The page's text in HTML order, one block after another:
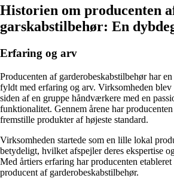
Historien om producenten
garskabstilbehør: En
Erfaring og arv
Producenten af ​​garderobeskabstilbehør har
fyldt med erfaring og arv. Virksomheden
siden af en gruppe håndværkere med en
funktionalitet. Gennem årene har
fremstille produkter af højeste standard.
Virksomheden startede som en lille lokal
betydeligt, hvilket afspejler deres ekspertise
Med årtiers erfaring har producenten
producent af garderobeskabstilbehør.